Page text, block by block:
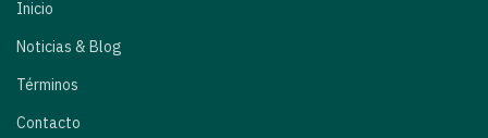
Inicio
Noticias & Blog
Términos
Contacto